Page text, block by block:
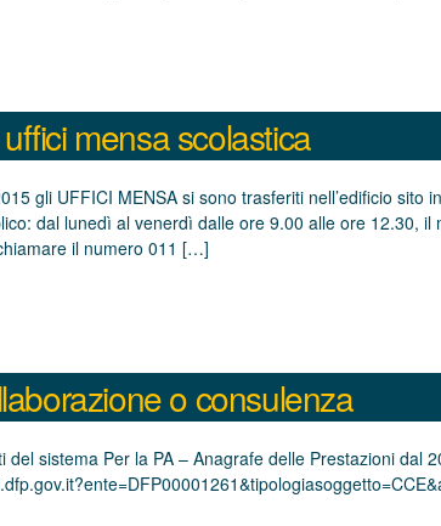
mensa scolastica
gli UFFICI MENSA si sono trasferiti nell’edificio
dal lunedì al venerdì dalle ore 9.00 alle ore 12.30,
il numero 011 […]
o consulenza
del sistema Per la PA – Anagrafe delle Prestazioni dal